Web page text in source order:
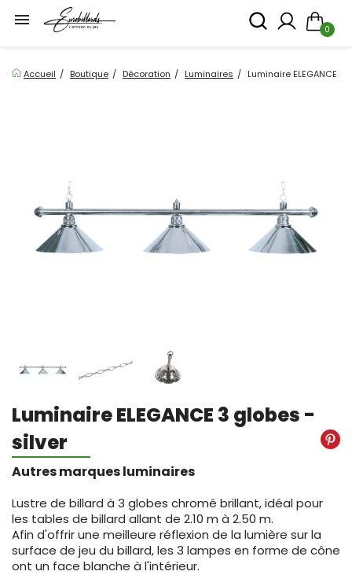

0
Accueil Boutique Décoration Luminaires Luminaire ELEGANCE
Luminaire ELEGANCE 3 globes -
silver
Autres marques luminaires
Lustre de billard à 3 globes chromé brillant,idéal pour
les tables de billard allant de 2.10 m à 2.50 m.
Afin d'offrir une meilleure réflexion de la lumière sur la
surface de jeu du billard, les 3 lampes en forme de cône
ont un face blanche à l'intérieur.